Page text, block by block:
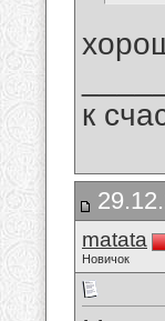
к
matata
Новичок